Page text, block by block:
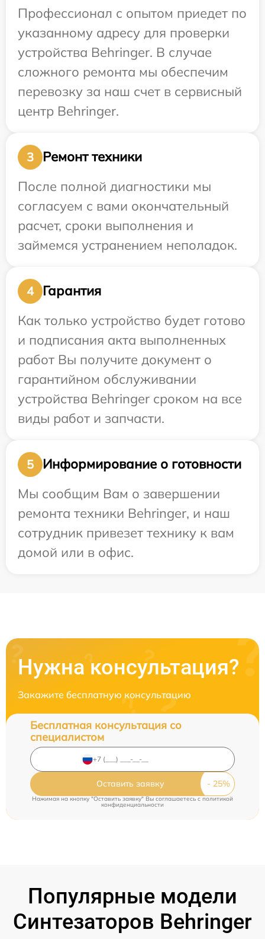
Профессионал с опытом приедет по
указанному адресу для проверки
устройства Behringer. В случае
сложного ремонта мы обеспечим
перевозку за наш счет в сервисный
центр Behringer.
3
Ремонт техники
После полной диагностики мы
согласуем с вами окончательный
расчет, сроки выполнения и
займемся устранением неполадок.
4
Гарантия
Как только устройство будет готово
и подписания акта выполненных
работ Вы получите документ о
гарантийном обслуживании
устройства Behringer сроком на все
виды работ и запчасти.
5
Информирование о готовности
Мы сообщим Вам о завершении
ремонта техники Behringer, и наш
сотрудник привезет технику к вам
домой или в офис.
Нужна консультация?
Закажите бесплатную консультацию
Бесплатная консультация со
специалистом
Оставить заявку
Нажимая на кнопку "Оставить заявку" Вы соглашаетесь cполитикой
конфиденциальности
Популярные модели
Синтезаторов Behringer